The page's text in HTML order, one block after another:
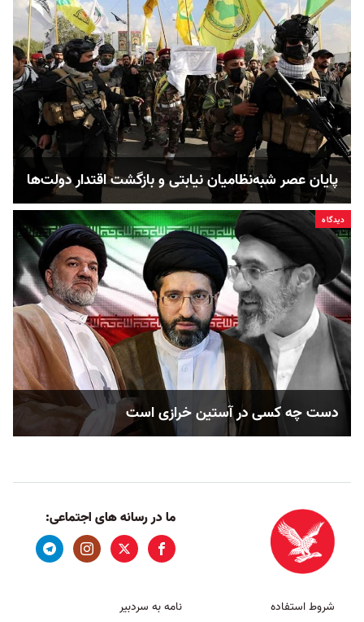
پایان عصر شبه‌نظامیان نیابتی و بازگشت اقتدار دولت‌ها
دیدگاه
دست چه کسی در آستین خرازی است
ما در رسانه های اجتماعی:
شروط استفاده نامه به سردبیر